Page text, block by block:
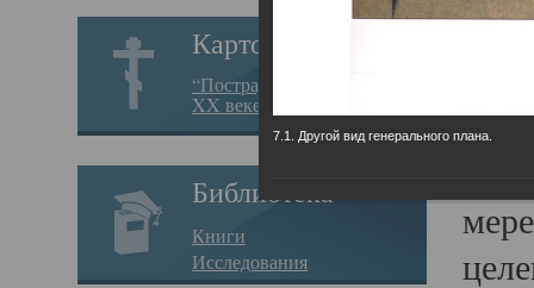
Картотека
“Пострадавшие за веру в
XX веке на Севере”
Библиотека
Книги
Исследования
7.1. Другой вид генерального плана.